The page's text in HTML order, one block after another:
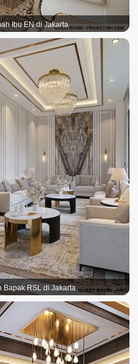
Ibu EN di Jakarta
Bapak RSL di Jakarta